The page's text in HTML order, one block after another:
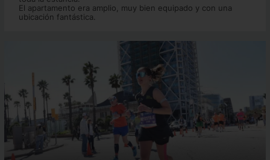
El apartamento era amplio, muy bien equipado y con una
ubicación fantástica.